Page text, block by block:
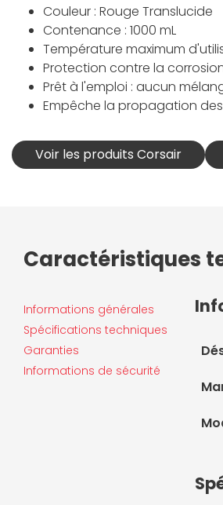
Couleur : Rouge Translucide
Contenance : 1000 mL
Température maximum
Protection contre la
Prêt à l'emploi : aucun
Empêche la propagation
Voir les produits Corsair
Caractéristiques
Informations générales
Spécifications techniques
Garanties
Informations de sécurité